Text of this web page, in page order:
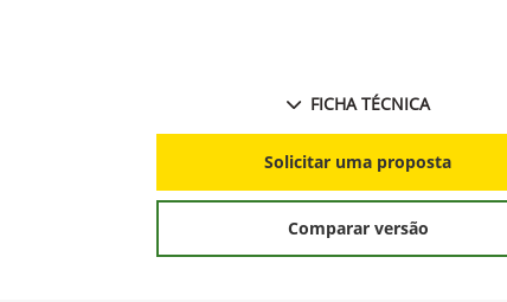
FICHA TÉCNICA
Solicitar uma proposta
Comparar versão